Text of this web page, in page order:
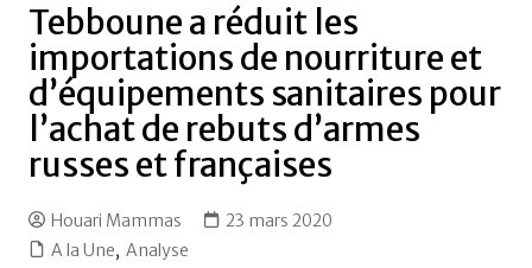
Tebboune a réduit les
importations de nourriture et
d’équipements sanitaires pour
l’achat de rebuts d’armes
russes et françaises
Houari Mammas
23 mars 2020
A la Une, Analyse